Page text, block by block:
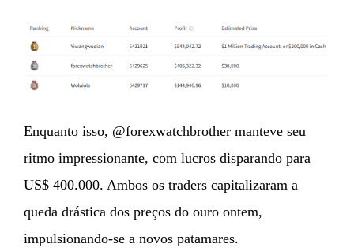
Enquanto isso, @forexwatchbrother manteve seu
ritmo impressionante, com lucros disparando para
US$ 400.000. Ambos os traders capitalizaram a
queda drástica dos preços do ouro ontem,
impulsionando-se a novos patamares.